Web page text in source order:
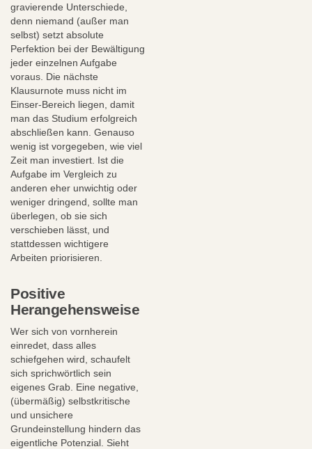
gravierende Unterschiede,
denn niemand (außer man
selbst) setzt absolute
Perfektion bei der Bewältigung
jeder einzelnen Aufgabe
voraus. Die nächste
Klausurnote muss nicht im
Einser-Bereich liegen, damit
man das Studium erfolgreich
abschließen kann. Genauso
wenig ist vorgegeben, wie viel
Zeit man investiert. Ist die
Aufgabe im Vergleich zu
anderen eher unwichtig oder
weniger dringend, sollte man
überlegen, ob sie sich
verschieben lässt, und
stattdessen wichtigere
Arbeiten priorisieren.
Positive
Herangehensweise
Wer sich von vornherein
einredet, dass alles
schiefgehen wird, schaufelt
sich sprichwörtlich sein
eigenes Grab. Eine negative,
(übermäßig) selbstkritische
und unsichere
Grundeinstellung hindern das
eigentliche Potenzial. Sieht